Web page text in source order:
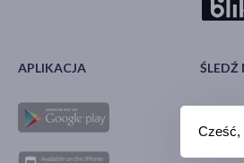
APLIKACJA ŚLEDŹ
Cześć,